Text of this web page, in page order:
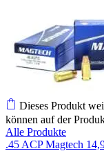
Dieses Produkt
können auf der
Alle Produkte
.45 ACP Magtech